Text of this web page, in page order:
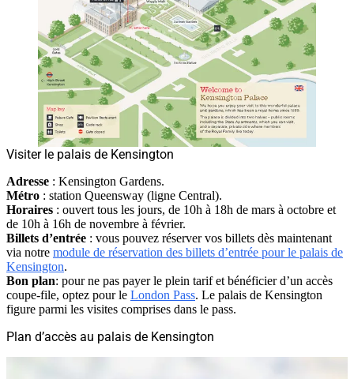
Visiter le palais de Kensington
Adresse : Kensington Gardens.
Métro : station Queensway (ligne Central).
Horaires : ouvert tous les jours, de 10h à 18h de mars à octobre et
de 10h à 16h de novembre à février.
Billets d’entrée : vous pouvez réserver vos billets dès maintenant
via notre module de réservation des billets d’entrée pour le palais de
Kensington.
Bon plan: pour ne pas payer le plein tarif et bénéficier d’un accès
coupe-file, optez pour le London Pass. Le palais de Kensington
figure parmi les visites comprises dans le pass.
Plan d’accès au palais de Kensington